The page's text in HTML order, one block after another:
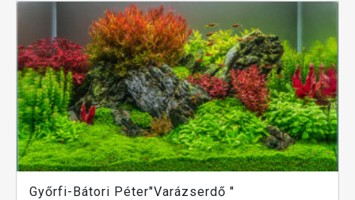
Győrfi-Bátori Péter"Varázserdő "